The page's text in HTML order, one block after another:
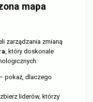
mapa
zarządzania zmianą
, który doskonale
– pokaż, dlaczego
liderów, którzy